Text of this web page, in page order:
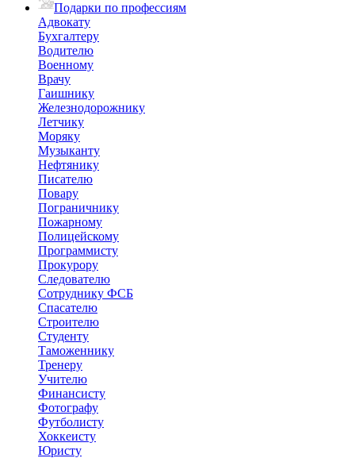
Подарки по профессиям
Адвокату
Бухгалтеру
Водителю
Военному
Врачу
Гаишнику
Железнодорожнику
Летчику
Моряку
Музыканту
Нефтянику
Писателю
Повару
Пограничнику
Пожарному
Полицейскому
Программисту
Прокурору
Следователю
Сотруднику ФСБ
Спасателю
Строителю
Студенту
Таможеннику
Тренеру
Учителю
Финансисту
Фотографу
Футболисту
Хоккеисту
Юристу